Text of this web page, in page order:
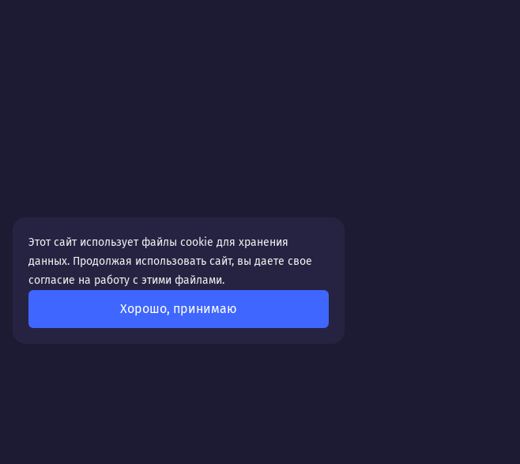
Этот сайт использует файлы cookie для хранения
данных. Продолжая использовать сайт, вы даете свое
согласие на работу с этими файлами.
Хорошо, принимаю